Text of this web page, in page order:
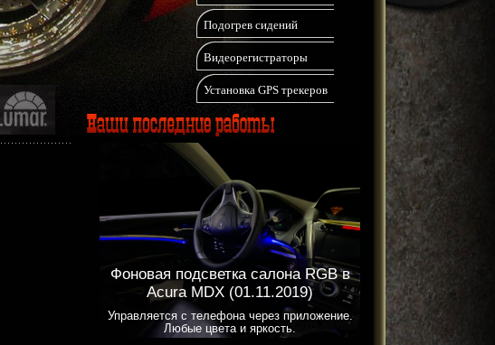
Подогрев сидений
Видеорегистраторы
Установка GPS трекеров
Фоновая подсветка салона RGB в
Acura MDX (01.11.2019)
Управляется с телефона через приложение.
Любые цвета и яркость.